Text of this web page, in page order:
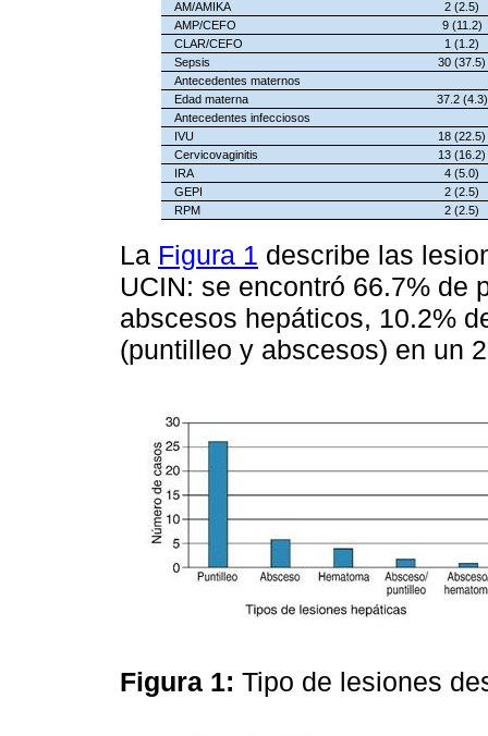
AM/AMIKA
2 (2.5)
AMP/CEFO
9 (11.2)
CLAR/CEFO
1 (1.2)
Sepsis
30 (37.5)
Antecedentes maternos
Edad materna
37.2 (4.3)
Antecedentes infecciosos
IVU
18 (22.5)
Cervicovaginitis
13 (16.2)
IRA
4 (5.0)
GEPI
2 (2.5)
RPM
2 (2.5)
La Figura 1 describe las
UCIN: se encontró 66.7% de
abscesos hepáticos, 10.2%
(puntilleo y abscesos) en un
Figura 1: Tipo de lesiones